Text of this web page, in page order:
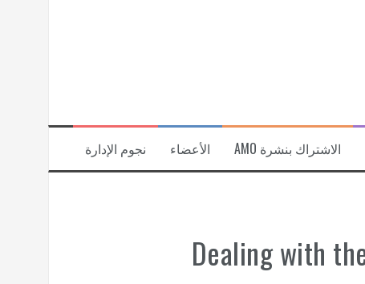
نجوم الإدارة الأعضاء الاشتراك بنشرة AMO